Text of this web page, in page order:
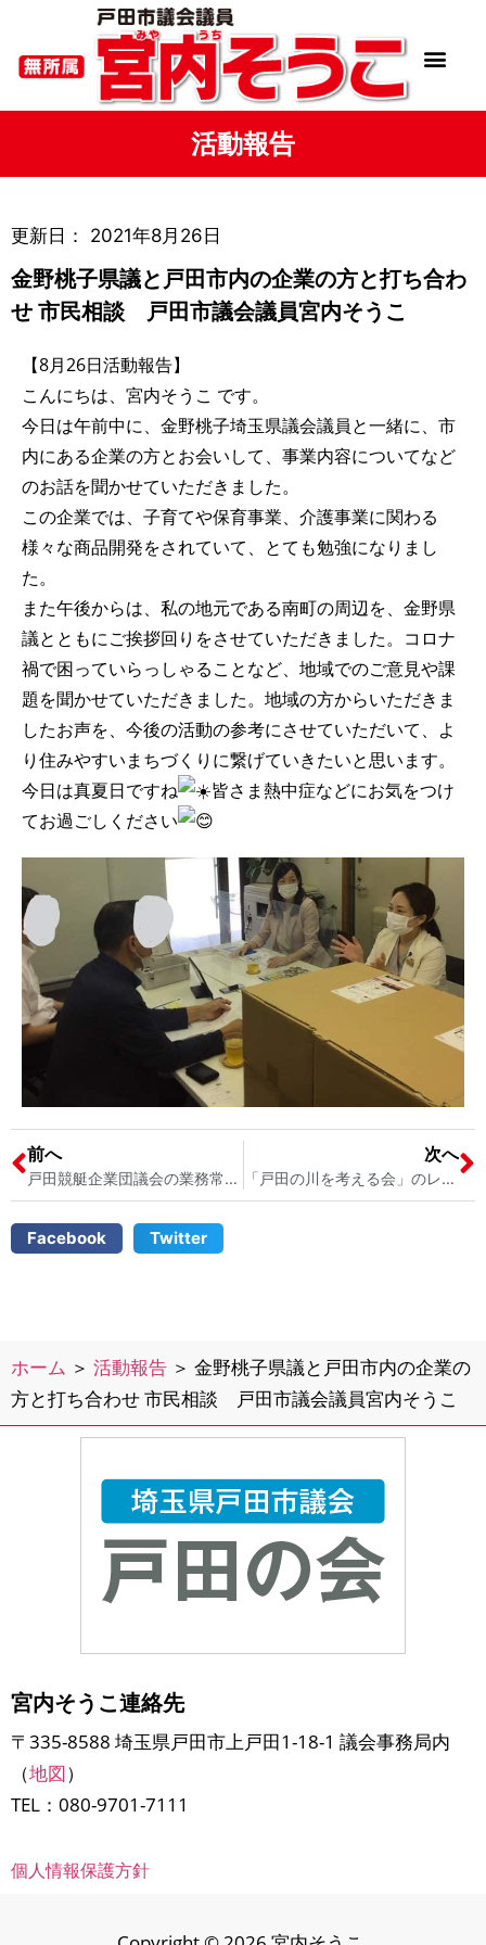
活動報告
更新日： 2021年8月26日
金野桃子県議と戸田市内の企業の方と打ち合わ
せ 市民相談 戸田市議会議員宮内そうこ
【8月26日活動報告】
こんにちは、宮内そうこ です。
今日は午前中に、金野桃子埼玉県議会議員と一緒に、市
内にある企業の方とお会いして、事業内容についてなど
のお話を聞かせていただきました。
この企業では、子育てや保育事業、介護事業に関わる
様々な商品開発をされていて、とても勉強になりまし
た。
また午後からは、私の地元である南町の周辺を、金野県
議とともにご挨拶回りをさせていただきました。コロナ
禍で困っていらっしゃることなど、地域でのご意見や課
題を聞かせていただきました。地域の方からいただきま
したお声を、今後の活動の参考にさせていただいて、よ
り住みやすいまちづくりに繋げていきたいと思います。
今日は真夏日ですね
皆さま熱中症などにお気をつけ
てお過ごしください
前へ
戸田競艇企業団議会の業務常任委員会 戸田市議会議員宮内そうこ
次へ
「戸田の川を考える会」のレポート「さくら草」をいただきました 戸田市議会議員宮内そうこ
Facebook Twitter
ホーム ＞ 活動報告 ＞ 金野桃子県議と戸田市内の企業の
方と打ち合わせ 市民相談 戸田市議会議員宮内そうこ
宮内そうこ連絡先
〒335-8588 埼玉県戸田市上戸田1-18-1 議会事務局内
（地図）
TEL：080-9701-7111
個人情報保護方針